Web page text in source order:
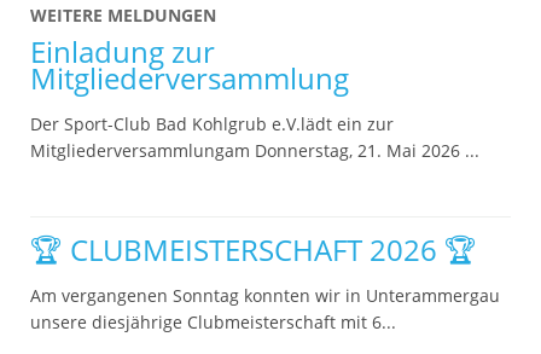
WEITERE MELDUNGEN
Einladung zur
Mitgliederversammlung
Der Sport-Club Bad Kohlgrub e.V.lädt ein zur
Mitgliederversammlungam Donnerstag, 21. Mai 2026 ...
🏆 CLUBMEISTERSCHAFT 2026 🏆
Am vergangenen Sonntag konnten wir in Unterammergau
unsere diesjährige Clubmeisterschaft mit 6...